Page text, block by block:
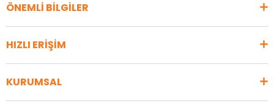
ÖNEMLİ BİLGİLER
HIZLI ERİŞİM
KURUMSAL